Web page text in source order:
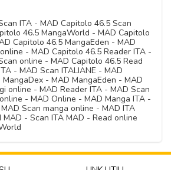
ITA - MAD Capitolo 46.5 Scan
46.5 MangaWorld - MAD Capitolo
Capitolo 46.5 MangaEden - MAD
- MAD Capitolo 46.5 Reader ITA -
online - MAD Capitolo 46.5 Read
- MAD Scan ITALIANE - MAD
- MAD MangaEden - MAD
online - MAD Reader ITA - MAD Scan
- MAD Online - MAD Manga ITA -
Scan manga online - MAD ITA
- Scan ITA MAD - Read online